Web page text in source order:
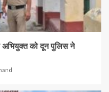
अभियुक्त को दून पुलिस ने